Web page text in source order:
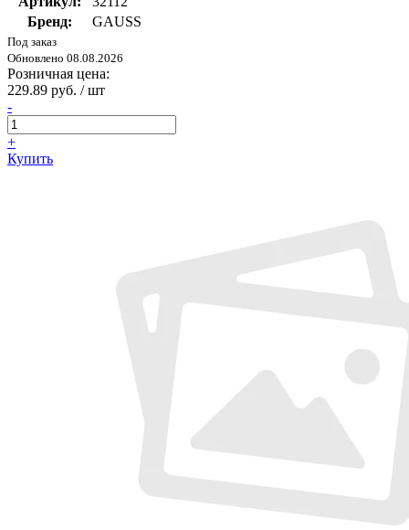
Бренд:
GAUSS
Под заказ
Обновлено 08.08.2026
Розничная цена:
229.89 руб. / шт
-
+
Купить